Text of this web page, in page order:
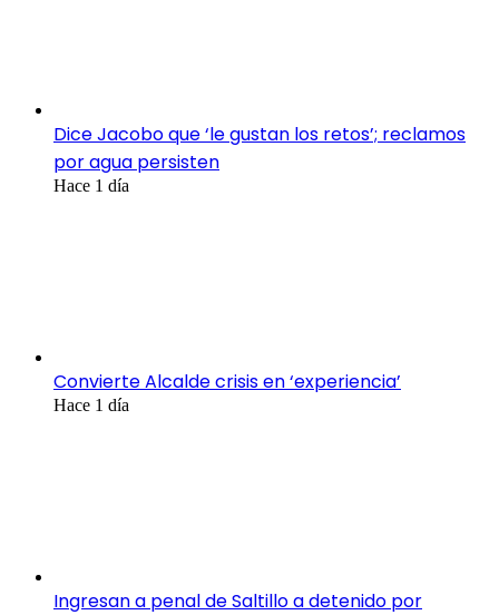
Dice Jacobo que ‘le gustan los retos’; reclamos
por agua persisten
Hace 1 día
Convierte Alcalde crisis en ‘experiencia’
Hace 1 día
Ingresan a penal de Saltillo a detenido por